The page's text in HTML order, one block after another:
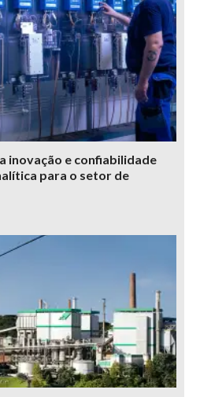
inovação e confiabilidade
para o setor de